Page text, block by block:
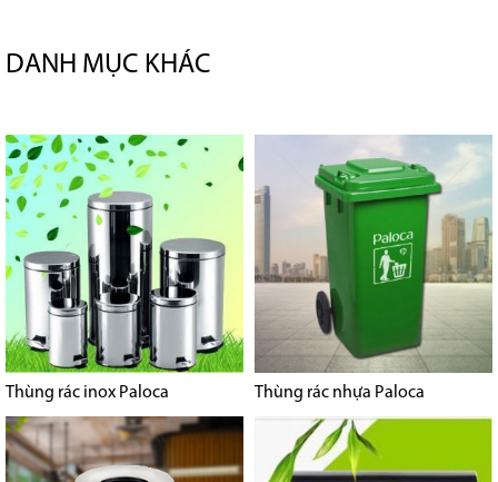
DANH MỤC KHÁC
Thùng rác inox Paloca Thùng rác nhựa Paloca